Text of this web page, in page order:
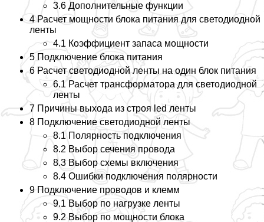
3.6 Дополнительные функции
4 Расчет мощности блока питания для светодиодной
ленты
4.1 Коэффициент запаса мощности
5 Подключение блока питания
6 Расчет светодиодной ленты на один блок питания
6.1 Расчет трaнcформатора для светодиодной
ленты
7 Причины выхода из строя led ленты
8 Подключение светодиодной ленты
8.1 Полярность подключения
8.2 Выбор сечения провода
8.3 Выбор схемы включения
8.4 Ошибки подключения полярности
9 Подключение проводов и клемм
9.1 Выбор по нагрузке ленты
9.2 Выбор по мощности блока